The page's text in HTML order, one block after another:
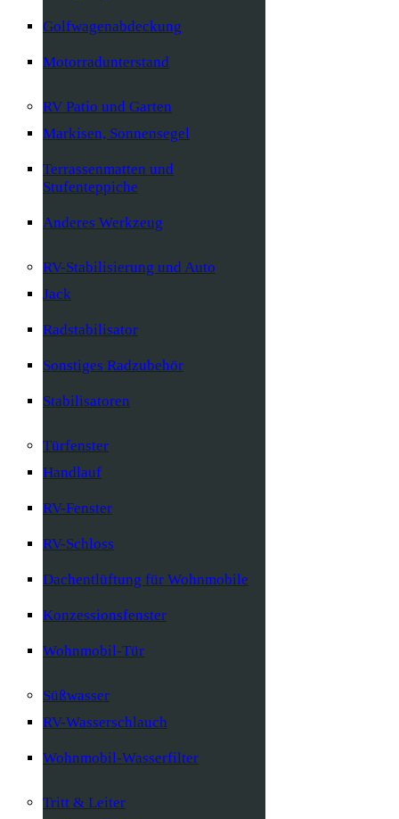
Golfwagenabdeckung
Motorradunterstand
RV Patio und Garten
Markisen, Sonnensegel
Terrassenmatten und
Stufenteppiche
Anderes Werkzeug
RV-Stabilisierung und Auto
Jack
Radstabilisator
Sonstiges Radzubehör
Stabilisatoren
Türfenster
Handlauf
RV-Fenster
RV-Schloss
Dachentlüftung für Wohnmobile
Konzessionsfenster
Wohnmobil-Tür
Süßwasser
RV-Wasserschlauch
Wohnmobil-Wasserfilter
Tritt & Leiter